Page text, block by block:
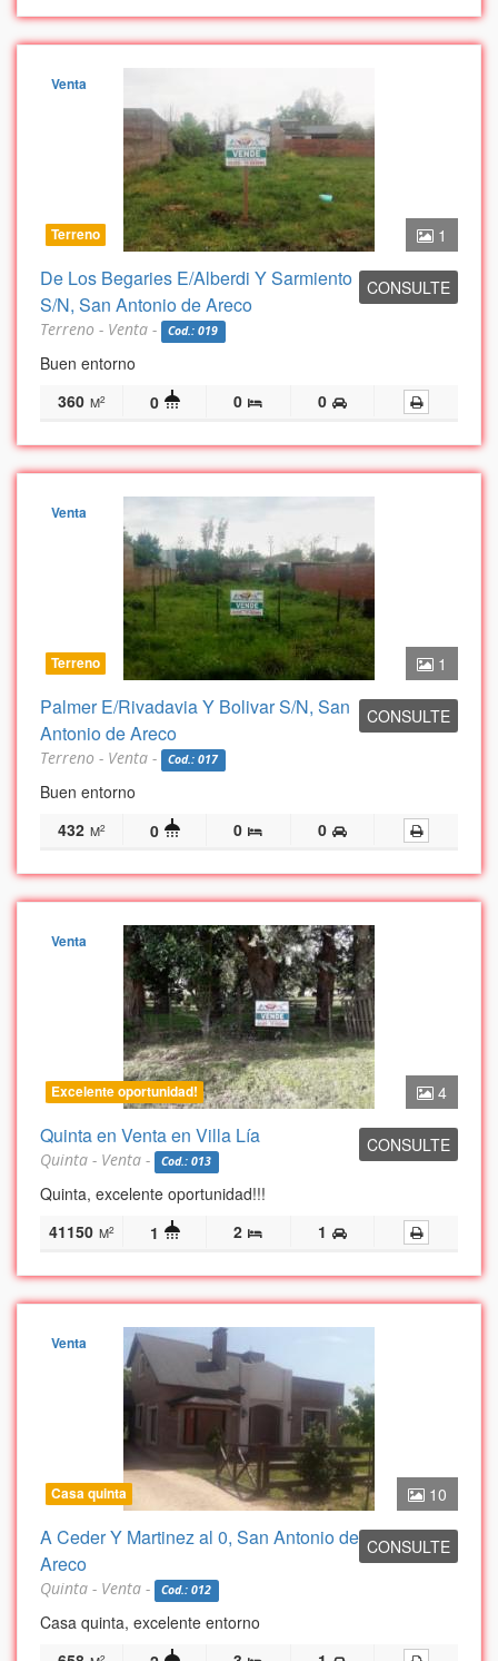
1
Venta
Terreno
CONSULTE
De Los Begaries E/Alberdi Y Sarmiento
S/N, San Antonio de Areco
Terreno - Venta - Cod.: 019
Buen entorno
360 M2 0 0 0
1
Venta
Terreno
CONSULTE
Palmer E/Rivadavia Y Bolivar S/N, San
Antonio de Areco
Terreno - Venta - Cod.: 017
Buen entorno
432 M2 0 0 0
4
Venta
Excelente oportunidad!
CONSULTE
Quinta en Venta en Villa Lía
Quinta - Venta - Cod.: 013
Quinta, excelente oportunidad!!!
41150 M2 1 2 1
10
Venta
Casa quinta
CONSULTE
A Ceder Y Martinez al 0, San Antonio de
Areco
Quinta - Venta - Cod.: 012
Casa quinta, excelente entorno
2